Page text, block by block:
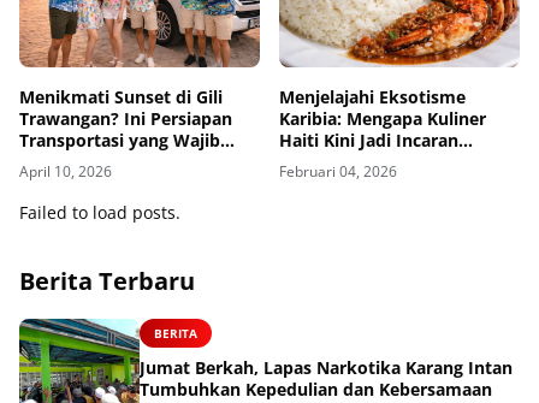
Menikmati Sunset di Gili
Trawangan? Ini Persiapan
Transportasi yang Wajib
Kamu Tahu
April 10, 2026
Menjelajahi Eksotisme
Karibia: Mengapa Kuliner
Haiti Kini Jadi Incaran
Foodies Dunia?
Februari 04, 2026
Failed to load posts.
Berita Terbaru
BERITA
Jumat Berkah, Lapas Narkotika Karang Intan
Tumbuhkan Kepedulian dan Kebersamaan